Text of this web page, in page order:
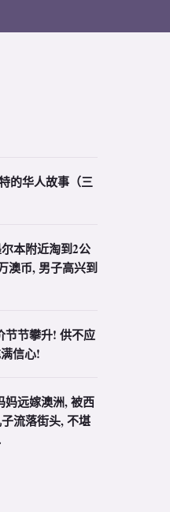
的华人故事（三
本附近淘到2公
澳币, 男子高兴到
节节攀升! 供不应
信心!
远嫁澳洲, 被西
流落街头, 不堪